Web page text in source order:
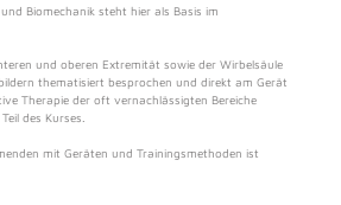
Biomechanik steht hier als Basis im
und oberen Extremität sowie der Wirbelsäule
thematisiert besprochen und direkt am Gerät
Therapie der oft vernachlässigten Bereiche
des Kurses.
mit Geräten und Trainingsmethoden ist